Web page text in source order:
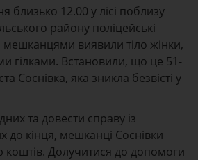
близько 12.00 у лісі поблизу
району поліцейські
виявили тіло жінки,
гілками. Встановили, що це 51-
Соснівка, яка зникла безвісті у
та довести справу із
кінця, мешканці Соснівки
коштів. Долучитися до допомоги